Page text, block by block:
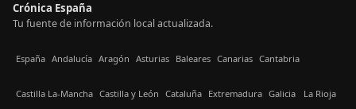
Crónica España
Tu fuente de información local actualizada.
España Andalucía Aragón Asturias Baleares Canarias Cantabria
Castilla La-Mancha Castilla y León Cataluña Extremadura Galicia La Rioja